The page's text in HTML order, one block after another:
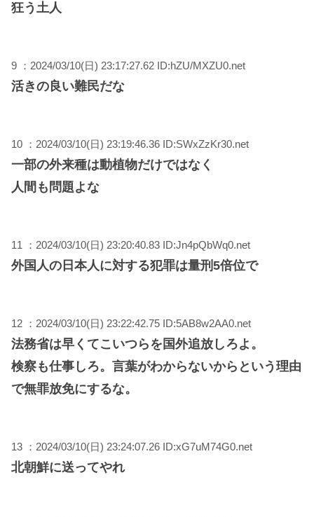
狂う土人
9 ：2024/03/10(日) 23:17:27.62 ID:hZU/MXZU0.net
活きの良い難民だな
10 ：2024/03/10(日) 23:19:46.36 ID:SWxZzKr30.net
一部の外来種は動植物だけではなく
人間も問題よな
11 ：2024/03/10(日) 23:20:40.83 ID:Jn4pQbWq0.net
外国人の日本人に対する犯罪は量刑5倍位で
12 ：2024/03/10(日) 23:22:42.75 ID:5AB8w2AA0.net
法務省は早くてこいつらを国外追放しろよ。
検察も仕事しろ。言葉がわからないからという理由
で無罪放免にするな。
13 ：2024/03/10(日) 23:24:07.26 ID:xG7uM74G0.net
北朝鮮に送ってやれ